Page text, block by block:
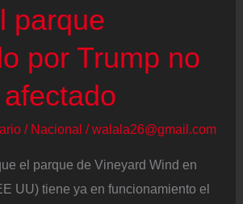
parque
por Trump no
/ Nacional /walala26@gmail.com
el parque de Vineyard Wind en
UU) tiene ya en funcionamiento el